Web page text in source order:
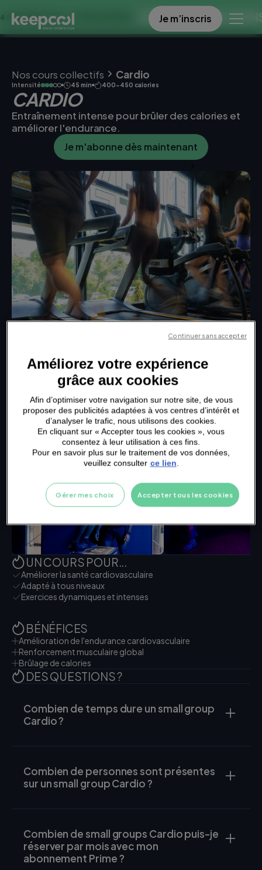
À 0€ << OFFRE LIMITÉE ☀️ OFFRE SPECIALE DANS
Je m’inscris
Nos cours collectifs Cardio
Intensité 45 min 400-450 calories
CARDIO
Entraînement intense pour brûler des calories et
améliorer l'endurance.
Je m'abonne dès maintenant
Le Small Group Cardio Training améliore
l'endurance, brûle des calories et renforce tout le
corps avec des exercices dynamiques et
intenses. Adapté à tous les niveaux.
LIBÈRE TON ÉNERGIE AVECLE CREW
UN COURS POUR...
Améliorer la santé cardiovasculaire
Adapté à tous niveaux
Exercices dynamiques et intenses
BÉNÉFICES
Amélioration de l'endurance cardiovasculaire
Renforcement musculaire global
Brûlage de calories
DES QUESTIONS ?
Combien de temps dure un small group
Cardio ?
Combien de personnes sont présentes
sur un small group Cardio ?
Combien de small groups Cardio puis-je
réserver par mois avec mon
abonnement Prime ?
Améliorez votre expérience
grâce aux cookies
Afin d’optimiser votre navigation sur notre site, de vous
proposer des publicités adaptées à vos centres d’intérêt et
d’analyser le trafic, nous utilisons des cookies.
En cliquant sur « Accepter tous les cookies », vous
consentez à leur utilisation à ces fins.
Pour en savoir plus sur le traitement de vos données,
veuillez consulter ce lien.
Accepter tous les cookies
Gérer mes choix
Continuer sans accepter